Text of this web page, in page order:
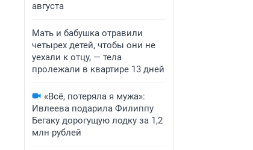
августа
Мать и бабушка отравили
четырех детей, чтобы они не
уехали к отцу, — тела
пролежали в квартире 13 дней
«Всё, потеряла я мужа»:
Ивлеева подарила Филиппу
Бегаку дорогущую лодку за 1,2
млн рублей